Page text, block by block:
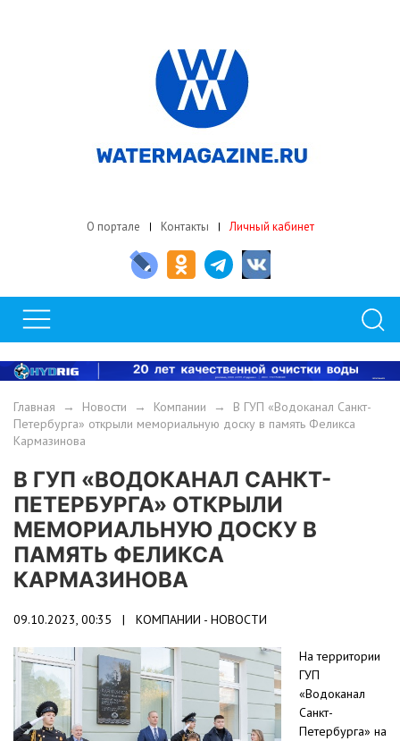
О портале Контакты Личный кабинет
Главная → Новости → Компании → В ГУП «Водоканал Санкт-
Петербурга» открыли мемориальную доску в память Феликса
Кармазинова
В ГУП «ВОДОКАНАЛ САНКТ-
ПЕТЕРБУРГА» ОТКРЫЛИ
МЕМОРИАЛЬНУЮ ДОСКУ В
ПАМЯТЬ ФЕЛИКСА
КАРМАЗИНОВА
09.10.2023, 00:35 | КОМПАНИИ - НОВОСТИ
На территории
ГУП
«Водоканал
Санкт-
Петербурга» на